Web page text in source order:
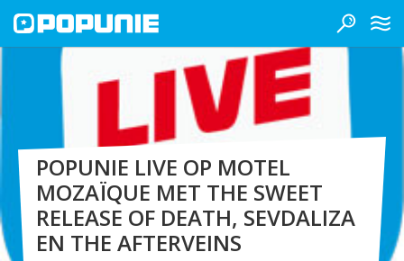
POPUNIE LIVE OP MOTEL
MOZAÏQUE MET THE SWEET
RELEASE OF DEATH, SEVDALIZA
EN THE AFTERVEINS